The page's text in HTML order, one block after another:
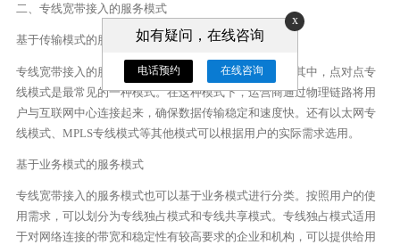
二、专线宽带接入的服务模式
基于传输模式的服务模式
专线宽带接入的服务模式可以基于传输模式进行分类。其中，点对点专
线模式是最常见的一种模式。在这种模式下，运营商通过物理链路将用
户与互联网中心连接起来，确保数据传输稳定和速度快。还有以太网专
线模式、MPLS专线模式等其他模式可以根据用户的实际需求选用。
基于业务模式的服务模式
专线宽带接入的服务模式也可以基于业务模式进行分类。按照用户的使
用需求，可以划分为专线独占模式和专线共享模式。专线独占模式适用
于对网络连接的带宽和稳定性有较高要求的企业和机构，可以提供给用
x
如有疑问，在线咨询
电话预约 在线咨询